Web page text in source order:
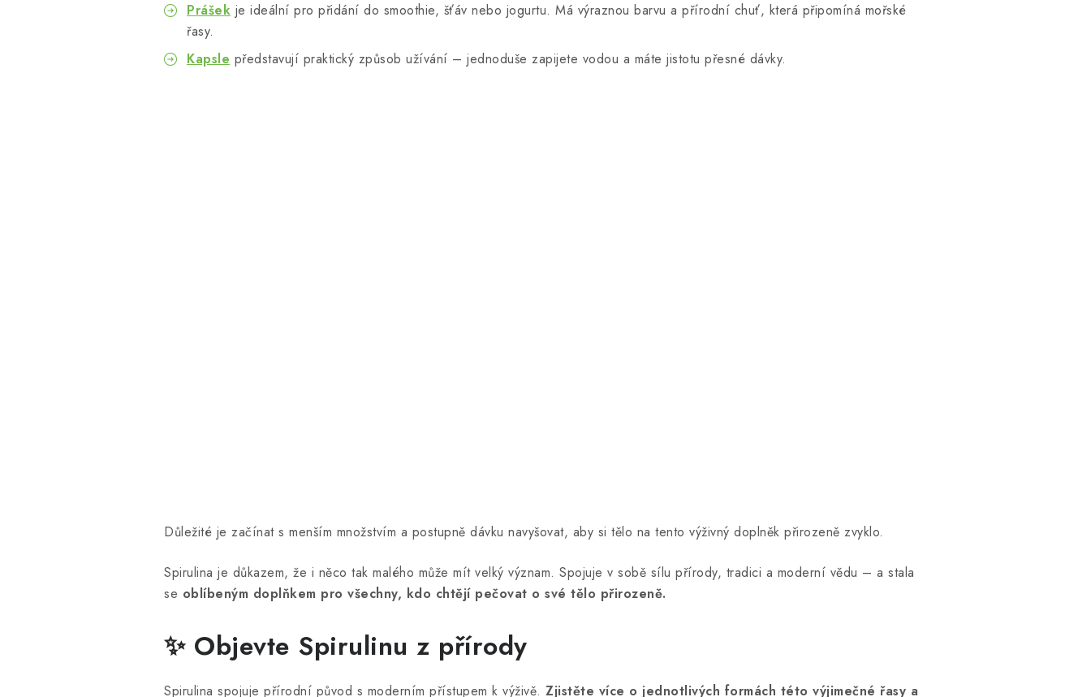
Prášek je ideální pro přidání do smoothie, šťáv nebo jogurtu. Má výraznou barvu a přírodní chuť, která připomíná mořské
řasy.
Kapsle představují praktický způsob užívání – jednoduše zapijete vodou a máte jistotu přesné dávky.
Důležité je začínat s menším množstvím a postupně dávku navyšovat, aby si tělo na tento výživný doplněk přirozeně zvyklo.
Spirulina je důkazem, že i něco tak malého může mít velký význam. Spojuje v sobě sílu přírody, tradici a moderní vědu – a stala
se oblíbeným doplňkem pro všechny, kdo chtějí pečovat o své tělo přirozeně.
✨ Objevte Spirulinu z přírody
Spirulina spojuje přírodní původ s moderním přístupem k výživě. Zjistěte více o jednotlivých formách této výjimečné řasy a